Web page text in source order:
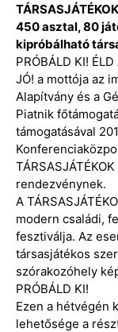
450 asztal, 80
kipróbálható
PRÓBÁLD KI!
JÓ! a mottója az
Alapítvány és a
Piatnik
támogatásával
rendezvénynek.
A
modern családi,
fesztiválja. Az
társasjátékos
szórakozóhely
PRÓBÁLD KI!
Ezen a hétvégén
lehetősége a